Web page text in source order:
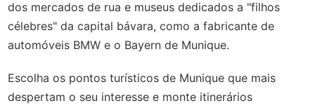
dos mercados de rua e museus dedicados a "filhos
célebres" da capital bávara, como a fabricante de
automóveis BMW e o Bayern de Munique.
Escolha os pontos turísticos de Munique que mais
despertam o seu interesse e monte itinerários